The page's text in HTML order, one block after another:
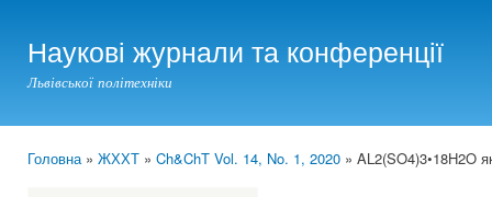
Наукові журнали та конференції
Львівської політехніки
Головна» ЖХХТ » Ch&ChT Vol. 14, No. 1, 2020 » AL2(SO4)3•18H2O